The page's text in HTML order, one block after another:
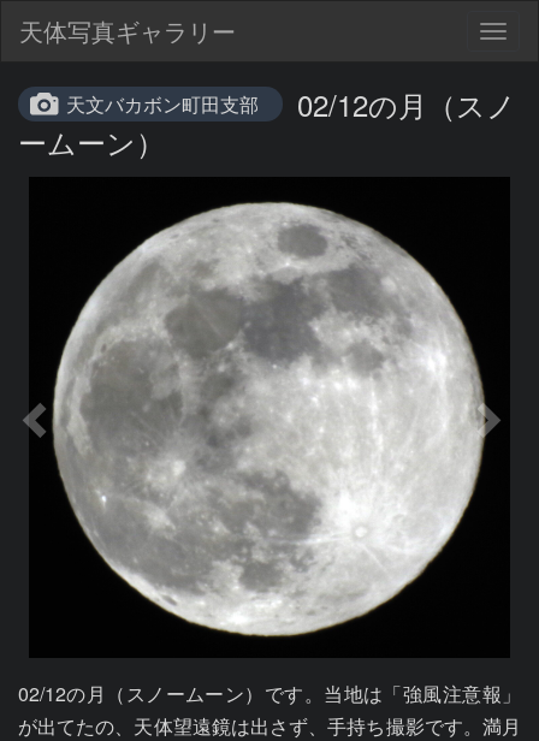
天体写真ギャラリー
天文バカボン町田支部
02/12の月（スノ
ームーン）
02/12の月（スノームーン）です。当地は「強風注意報」
が出てたの、天体望遠鏡は出さず、手持ち撮影です。満月